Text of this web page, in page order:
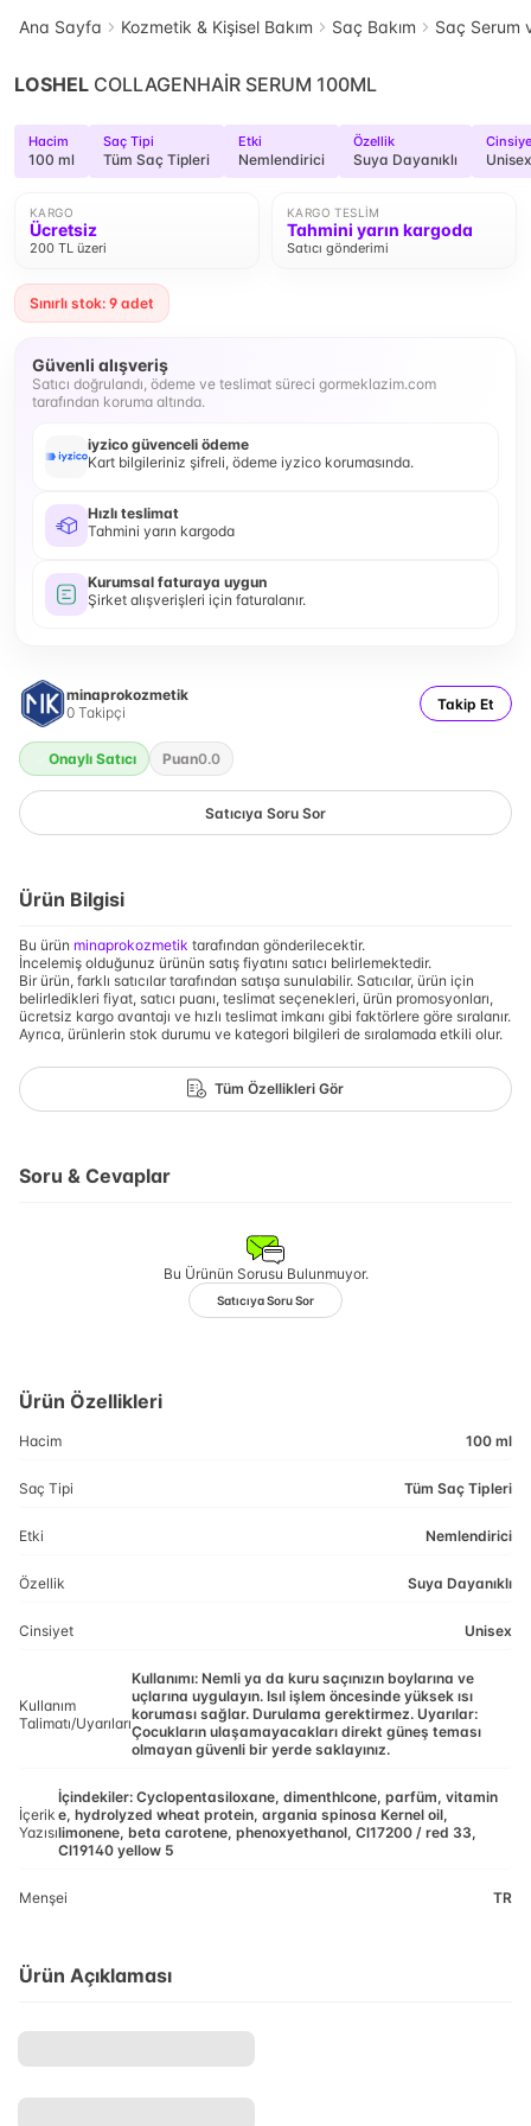
Ana Sayfa Kozmetik & Kişisel Bakım Saç Bakım Saç Serum
LOSHEL COLLAGENHAİR SERUM 100ML
Hacim
100 ml
Saç Tipi
Tüm Saç Tipleri
Etki
Nemlendirici
Özellik
Suya Dayanıklı Unisex
KARGO
Ücretsiz
200 TL üzeri
KARGO TESLIM
Tahmini yarın kargoda
Satıcı gönderimi
Sınırlı stok: 9 adet
Güvenli alışveriş
Satıcı doğrulandı, ödeme ve teslimat süreci gormeklazim.com
tarafından koruma altında.
iyzico güvenceli ödeme
Kart bilgileriniz şifreli, ödeme iyzico korumasında.
Hızlı teslimat
Tahmini yarın kargoda
Kurumsal faturaya uygun
Şirket alışverişleri için faturalanır.
minaprokozmetik
0 Takipçi Takip Et
Onaylı Satıcı Puan0.0
Satıcıya Soru Sor
Ürün Bilgisi
Bu ürün minaprokozmetik tarafından gönderilecektir.
İncelemiş olduğunuz ürünün satış fiyatını satıcı belirlemektedir.
Bir ürün, farklı satıcılar tarafından satışa sunulabilir. Satıcılar, ürün için
belirledikleri fiyat, satıcı puanı, teslimat seçenekleri, ürün promosyonları,
ücretsiz kargo avantajı ve hızlı teslimat imkanı gibi faktörlere göre sıralanır.
Ayrıca, ürünlerin stok durumu ve kategori bilgileri de sıralamada etkili olur.
Tüm Özellikleri Gör
Soru & Cevaplar
Bu Ürünün Sorusu Bulunmuyor.
Satıcıya Soru Sor
Ürün Özellikleri
Hacim 100 ml
Saç Tipi Tüm Saç Tipleri
Etki Nemlendirici
Özellik Suya Dayanıklı
Cinsiyet Unisex
Kullanım
Talimatı/Uyarıları
Kullanımı: Nemli ya da kuru saçınızın boylarına ve
uçlarına uygulayın. Isıl işlem öncesinde yüksek ısı
koruması sağlar. Durulama gerektirmez. Uyarılar:
Çocukların ulaşamayacakları direkt güneş teması
olmayan güvenli bir yerde saklayınız.
İçerik
Yazısı
İçindekiler: Cyclopentasiloxane, dimenthlcone, parfüm, vitamin
e, hydrolyzed wheat protein, argania spinosa Kernel oil,
limonene, beta carotene, phenoxyethanol, Cl17200 / red 33,
Cl19140 yellow 5
Menşei TR
Ürün Açıklaması